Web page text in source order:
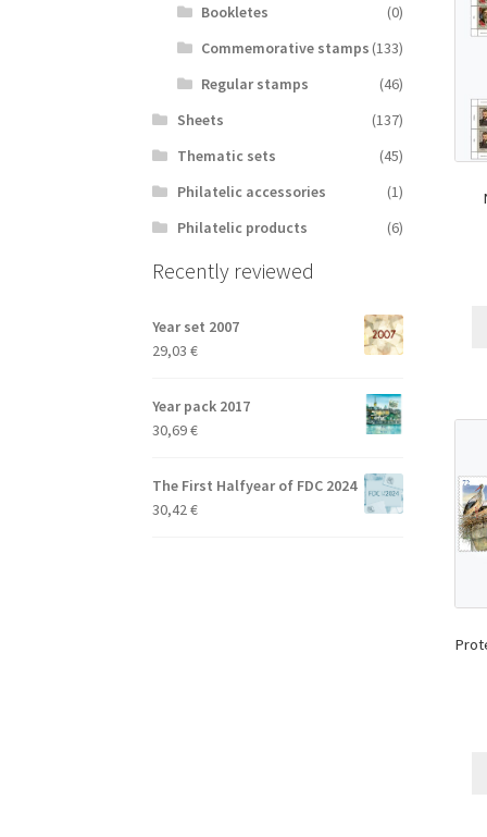
Bookletes
(0)
Commemorative stamps (133)
Regular stamps
(46)
Sheets
(137)
Thematic sets
(45)
Philatelic accessories
(1)
Philatelic products
(6)
Recently reviewed
Year set 2007
29,03€
Year pack 2017
30,69€
The First Halfyear of FDC 2024
30,42€